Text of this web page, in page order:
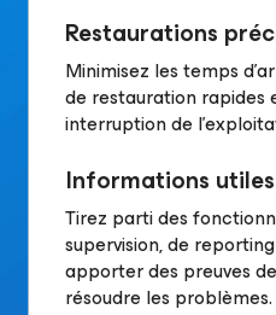
Restaurations
Minimisez les temps
de restauration rapides
interruption de
Informations utiles
Tirez parti des
supervision, de
apporter des preuves
résoudre les problèmes.